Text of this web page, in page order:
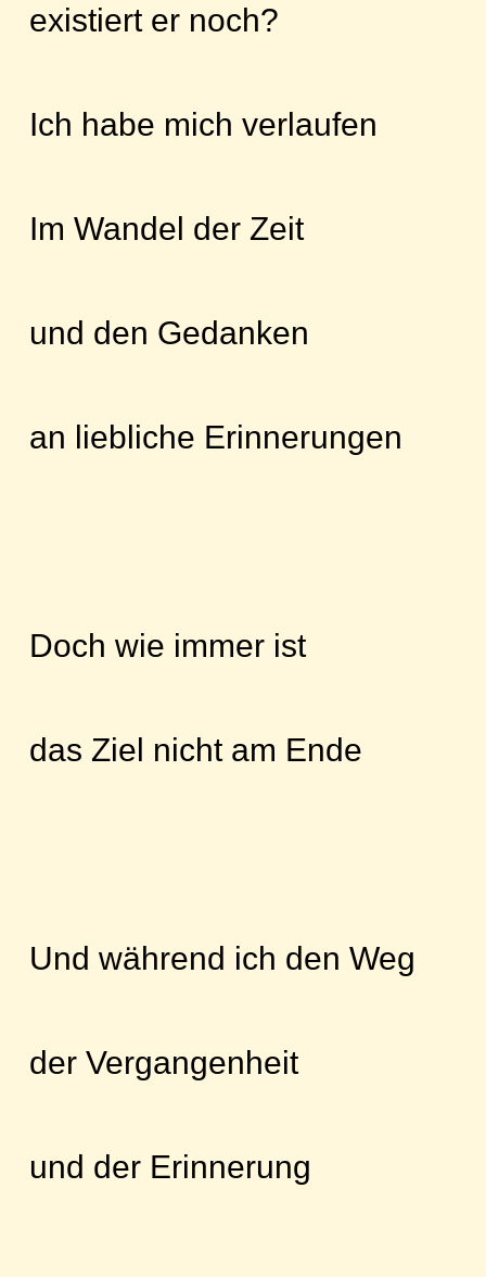
existiert er noch?
Ich habe mich verlaufen
Im Wandel der Zeit
und den Gedanken
an liebliche Erinnerungen
Doch wie immer ist
das Ziel nicht am Ende
Und während ich den Weg
der Vergangenheit
und der Erinnerung